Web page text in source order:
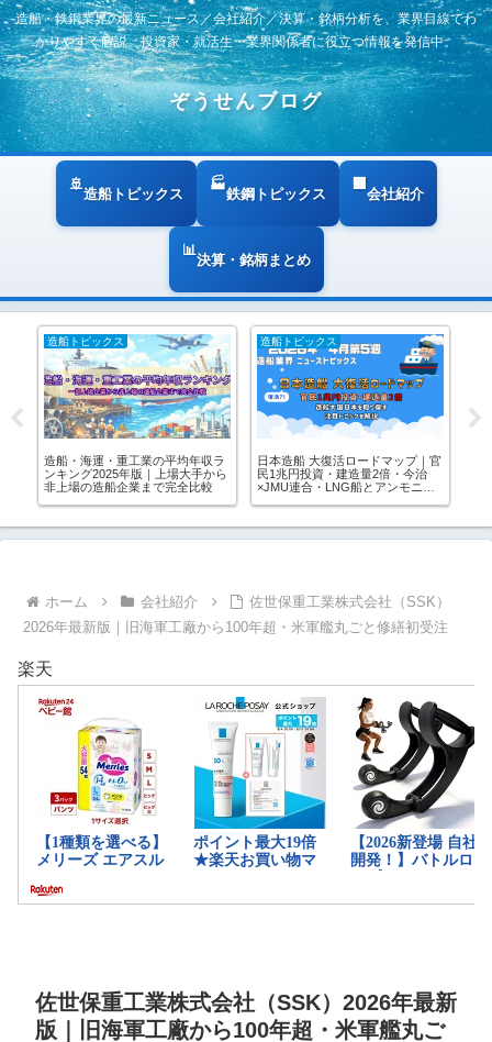
造船・鉄鋼業界の最新ニュース／会社紹介／決算・銘柄分析を、業界目線でわ
かりやすく解説。投資家・就活生・業界関係者に役立つ情報を発信中。
ぞうせんブログ
造船トピックス 鉄鋼トピックス 会社紹介
決算・銘柄まとめ
造船トピックス
造船・海運・重工業の平均年収ラ
ンキング2025年版｜上場大手から
非上場の造船企業まで完全比較
造船トピックス
日本造船 大復活ロードマップ｜官
民1兆円投資・建造量2倍・今治
×JMU連合・LNG船とアンモニア
ホーム 会社紹介
佐世保重工業株式会社（SSK）
2026年最新版｜旧海軍工廠から100年超・米軍艦丸ごと修繕初受注
楽天
佐世保重工業株式会社（SSK）2026年最新
版｜旧海軍工廠から100年超・米軍艦丸ご